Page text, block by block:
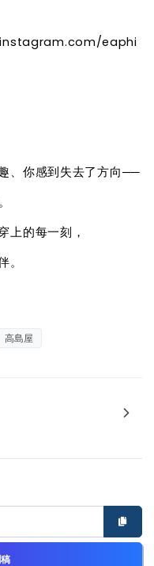
eaphi
、你感到失去了方向──
上的每一刻，
。
高島屋